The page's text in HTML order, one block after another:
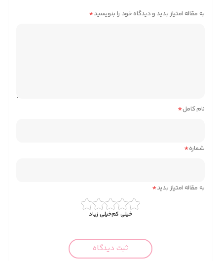
به مقاله امتیاز بدید و دیدگاه خود را بنویسید*
نام کامل*
شماره*
به مقاله امتیاز بدید*
خیلی کمخیلی زیاد
ثبت دیدگاه